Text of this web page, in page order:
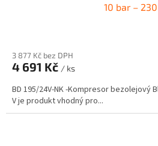
10 bar –
3 877 Kč bez DPH
4 691 Kč / ks
BD 195/24V-NK -Kompresor bezolejový
V je produkt vhodný pro...